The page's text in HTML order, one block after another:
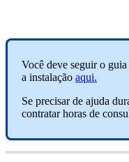
Você deve seguir o guia
a instalação aqui.
Se precisar de ajuda
contratar horas de